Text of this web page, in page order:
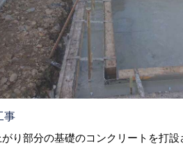
事
り部分の基礎のコンクリートを打設